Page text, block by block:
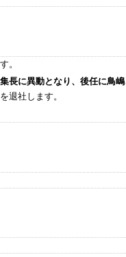
。
に異動となり、後任に鳥嶋
退社します。